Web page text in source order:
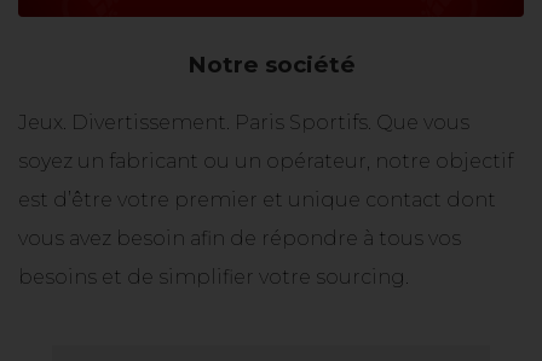
Notre société
Jeux. Divertissement. Paris Sportifs. Que vous
soyez un fabricant ou un opérateur, notre objectif
est d’être votre premier et unique contact dont
vous avez besoin afin de répondre à tous vos
besoins et de simplifier votre sourcing.